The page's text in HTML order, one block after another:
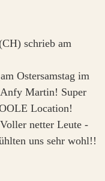
schrieb am
Ostersamstag im
Martin! Super
Location!
netter Leute -
uns sehr wohl!!